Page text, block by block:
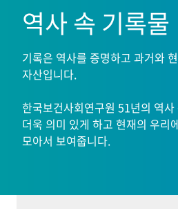
역사 속 기록물
기록은 역사를 증명하고 과거와
자산입니다.
한국보건사회연구원 51년의 역
더욱 의미 있게 하고 현재의 우리
모아서 보여줍니다.